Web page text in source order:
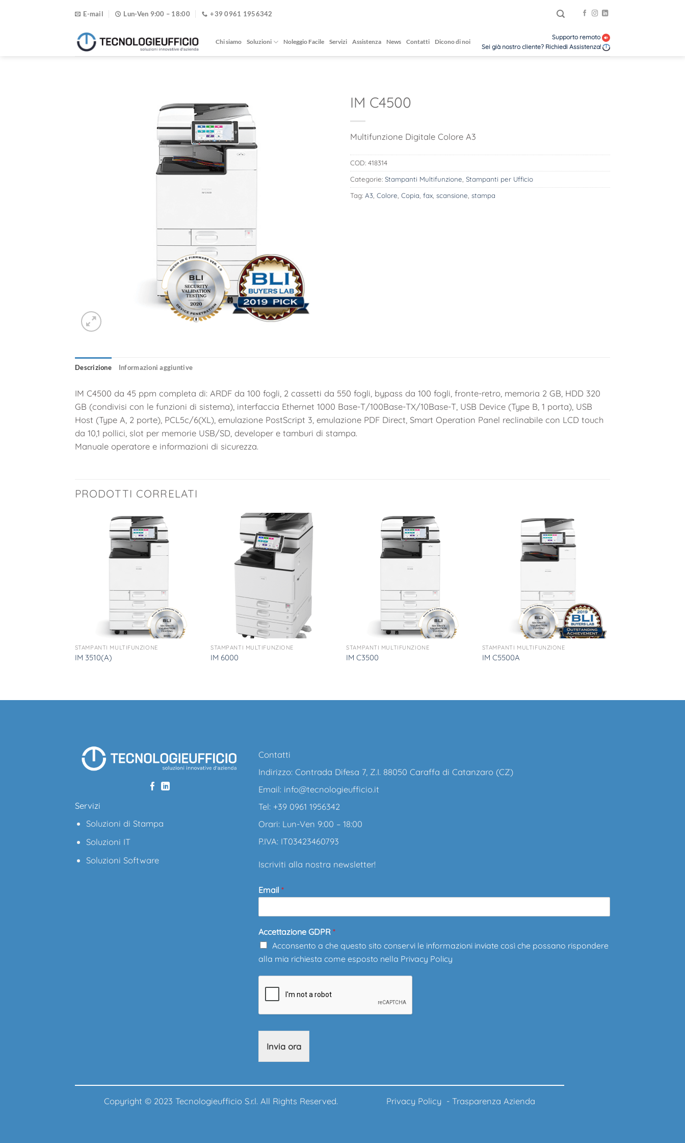
E-mail Lun-Ven 9:00 – 18:00 +39 0961 1956342
Chi siamo Soluzioni Noleggio Facile Servizi Assistenza News Contatti Dicono di noi
Supporto remoto
Sei già nostro cliente? Richiedi Assistenza!
IM C4500
Multifunzione Digitale Colore A3
COD: 418314
Categorie: Stampanti Multifunzione Stampanti per Ufficio
Tag: A3 Colore Copia fax scansione stampa
Descrizione Informazioni aggiuntive
IM C4500 da 45 ppm completa di: ARDF da 100 fogli, 2 cassetti da 550 fogli, bypass da 100 fogli, fronte-retro, memoria 2 GB, HDD 320
GB (condivisi con le funzioni di sistema), interfaccia Ethernet 1000 Base-T/100Base-TX/10Base-T, USB Device (Type B, 1 porta), USB
Host (Type A, 2 porte), PCL5c/6(XL), emulazione PostScript 3, emulazione PDF Direct, Smart Operation Panel reclinabile con LCD touch
da 10,1 pollici, slot per memorie USB/SD, developer e tamburi di stampa.
Manuale operatore e informazioni di sicurezza.
PRODOTTI CORRELATI
STAMPANTI MULTIFUNZIONE
IM 3510(A)
STAMPANTI MULTIFUNZIONE
IM 6000
STAMPANTI MULTIFUNZIONE
IM C3500
STAMPANTI MULTIFUNZIONE
IM C5500A
Servizi
Soluzioni di Stampa
Soluzioni IT
Soluzioni Software
Contatti
Indirizzo: Contrada Difesa 7, Z.I. 88050 Caraffa di Catanzaro (CZ)
Email: info@tecnologieufficio.it
Tel: +39 0961 1956342
Orari: Lun-Ven 9:00 – 18:00
P.IVA: IT03423460793
Iscriviti alla nostra newsletter!
Email *
Accettazione GDPR *
Acconsento a che questo sito conservi le informazioni inviate così che possano rispondere
alla mia richiesta come esposto nella Privacy Policy
Invia ora
Copyright © 2023 Tecnologieufficio S.r.l. All Rights Reserved. Privacy Policy - Trasparenza Azienda